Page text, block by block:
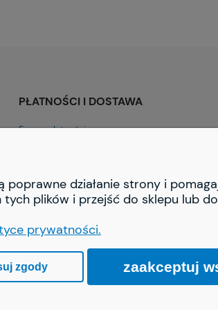
PŁATNOŚCI I DOSTAWA
Formy płatności
Sklep internetowy Shoper.pl
poprawne działanie strony i
plików i przejść do sklepu lub
prywatności.
zgody zaakceptuj